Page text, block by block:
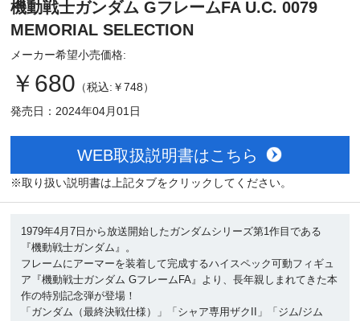
機動戦士ガンダム GフレームFA U.C. 0079
MEMORIAL SELECTION
メーカー希望小売価格:
￥680 （税込:￥748）
発売日：2024年04月01日
WEB取扱説明書はこちら
※取り扱い説明書は上記タブをクリックしてください。
1979年4月7日から放送開始したガンダムシリーズ第1作目である
『機動戦士ガンダム』。
フレームにアーマーを装着して完成するハイスペック可動フィギュ
ア『機動戦士ガンダム GフレームFA』より、長年親しまれてきた本
作の特別記念弾が登場！
「ガンダム（最終決戦仕様）」「シャア専用ザクII」「ジム/ジム